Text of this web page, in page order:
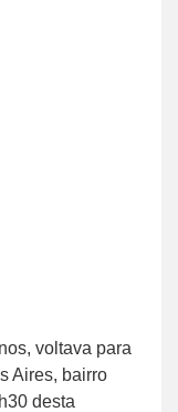
voltava para
Aires, bairro
desta